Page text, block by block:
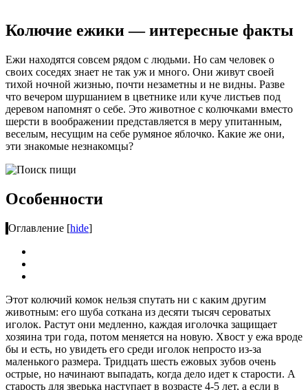
Колючие ежики — интересные факты
Ежи находятся совсем рядом с людьми. Но сам человек о
своих соседях знает не так уж и много. Они живут своей
тихой ночной жизнью, почти незаметны и не видны. Разве
что вечером шуршанием в цветнике или куче листьев под
деревом напомнят о себе. Это животное с колючками вместо
шерсти в воображении представляется в меру упитанным,
веселым, несущим на себе румяное яблочко. Какие же они,
эти знакомые незнакомцы?
Особенности
Оглавление [hide]
Этот колючий комок нельзя спутать ни с каким другим
животным: его шуба соткана из десяти тысяч сероватых
иголок. Растут они медленно, каждая иголочка защищает
хозяина три года, потом меняется на новую. Хвост у ежа вроде
бы и есть, но увидеть его среди иголок непросто из-за
маленького размера. Тридцать шесть ежовых зубов очень
острые, но начинают выпадать, когда дело идет к старости. А
старость для зверька наступает в возрасте 4-5 лет, а если в